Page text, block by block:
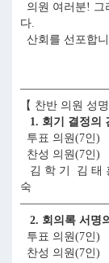
의원 여러분! 그
다.
산회를 선포합
【 찬반 의원 성명
1. 회기 결정의
투표 의원(7인)
찬성 의원(7인)
김 학 기 김 태
숙
2. 회의록 서명
투표 의원(7인)
찬성 의원(7인)